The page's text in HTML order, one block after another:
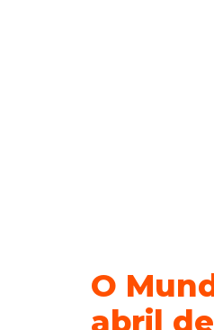
O
abril